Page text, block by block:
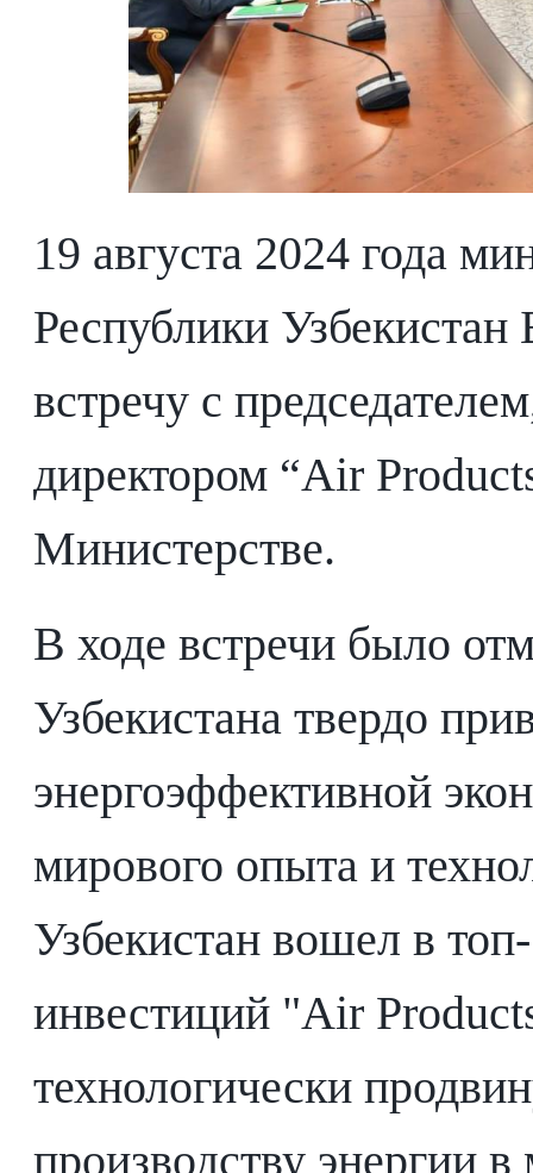
19 августа 2024 года
Республики
встречу с
директором “Air
Министерстве.
В ходе встречи было
Узбекистана твердо
энергоэффективной
мирового опыта и
Узбекистан вошел в
инвестиций "Air
технологически
производству энергии